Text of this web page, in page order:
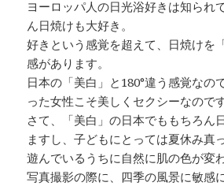
ヨーロッパ人の日光浴好きは知られ
ん日焼けも大好き。
好きという感覚を超えて、日焼けを
感があります。
日本の「美白」と180°違う感覚なの
った女性こそ美しくセクシーなのです
さて、「美白」の日本でももちろん
ますし、子どもにとっては夏休み真
遊んでいるうちに自然に肌の色が変
写真撮影の際に、四季の風景に敏感